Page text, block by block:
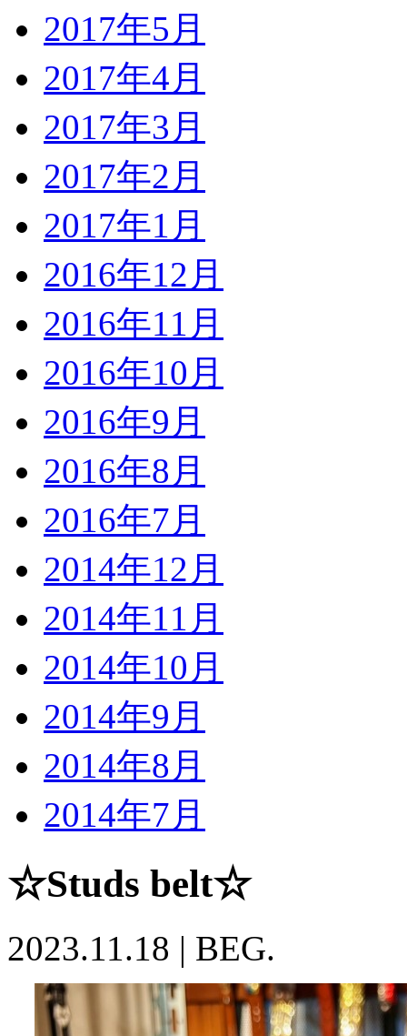
2017年5月
2017年4月
2017年3月
2017年2月
2017年1月
2016年12月
2016年11月
2016年10月
2016年9月
2016年8月
2016年7月
2014年12月
2014年11月
2014年10月
2014年9月
2014年8月
2014年7月
☆Studs belt☆
2023.11.18 | BEG.